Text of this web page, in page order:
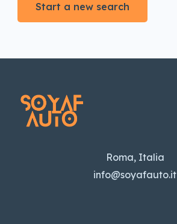
Start a new search
Roma, Italia
info@soyafauto.it